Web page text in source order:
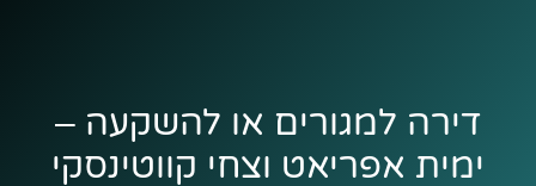
דירה למגורים או להשקעה –
ימית אפריאט וצחי קווטינסקי